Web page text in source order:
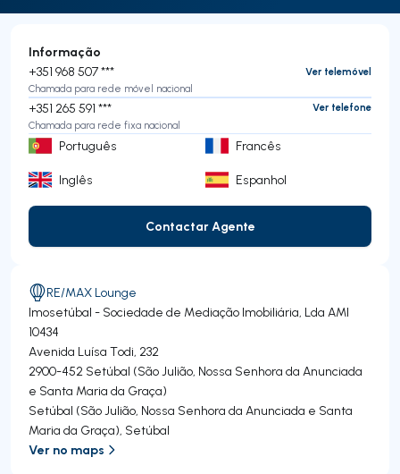
Informação
+351 968 507 ***
Ver telemóvel
Chamada para rede móvel nacional
+351 265 591 ***
Ver telefone
Chamada para rede fixa nacional
Português Francês
Inglês Espanhol
Contactar Agente
Contactar Agente
RE/MAX Lounge
Imosetúbal - Sociedade de Mediação Imobiliária, Lda AMI
10434
Avenida Luísa Todi, 232
2900-452 Setúbal (São Julião, Nossa Senhora da Anunciada
e Santa Maria da Graça)
Setúbal (São Julião, Nossa Senhora da Anunciada e Santa
Maria da Graça), Setúbal
Ver no maps